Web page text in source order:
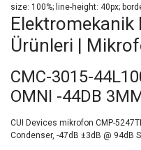
size: 100%; line-height: 40px;
Elektromekanik
Ürünleri |
CMC-3015-
OMNI -44DB
CUI Devices mikrofon CMP-
Condenser, -47dB ±3dB @ 94dB